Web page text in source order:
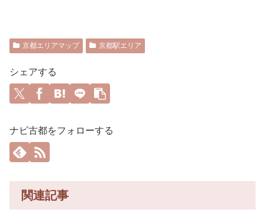
京都エリアマップ 京都駅エリア
シェアする
ナビ古都をフォローする
関連記事